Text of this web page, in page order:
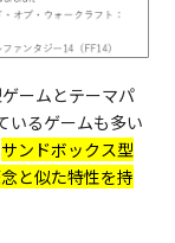
ームとテーマパ
いるゲームも多い
サンドボックス型
と似た特性を持